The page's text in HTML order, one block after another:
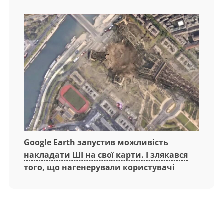
Google Earth запустив можливість
накладати ШІ на свої карти. І злякався
того, що нагенерували користувачі